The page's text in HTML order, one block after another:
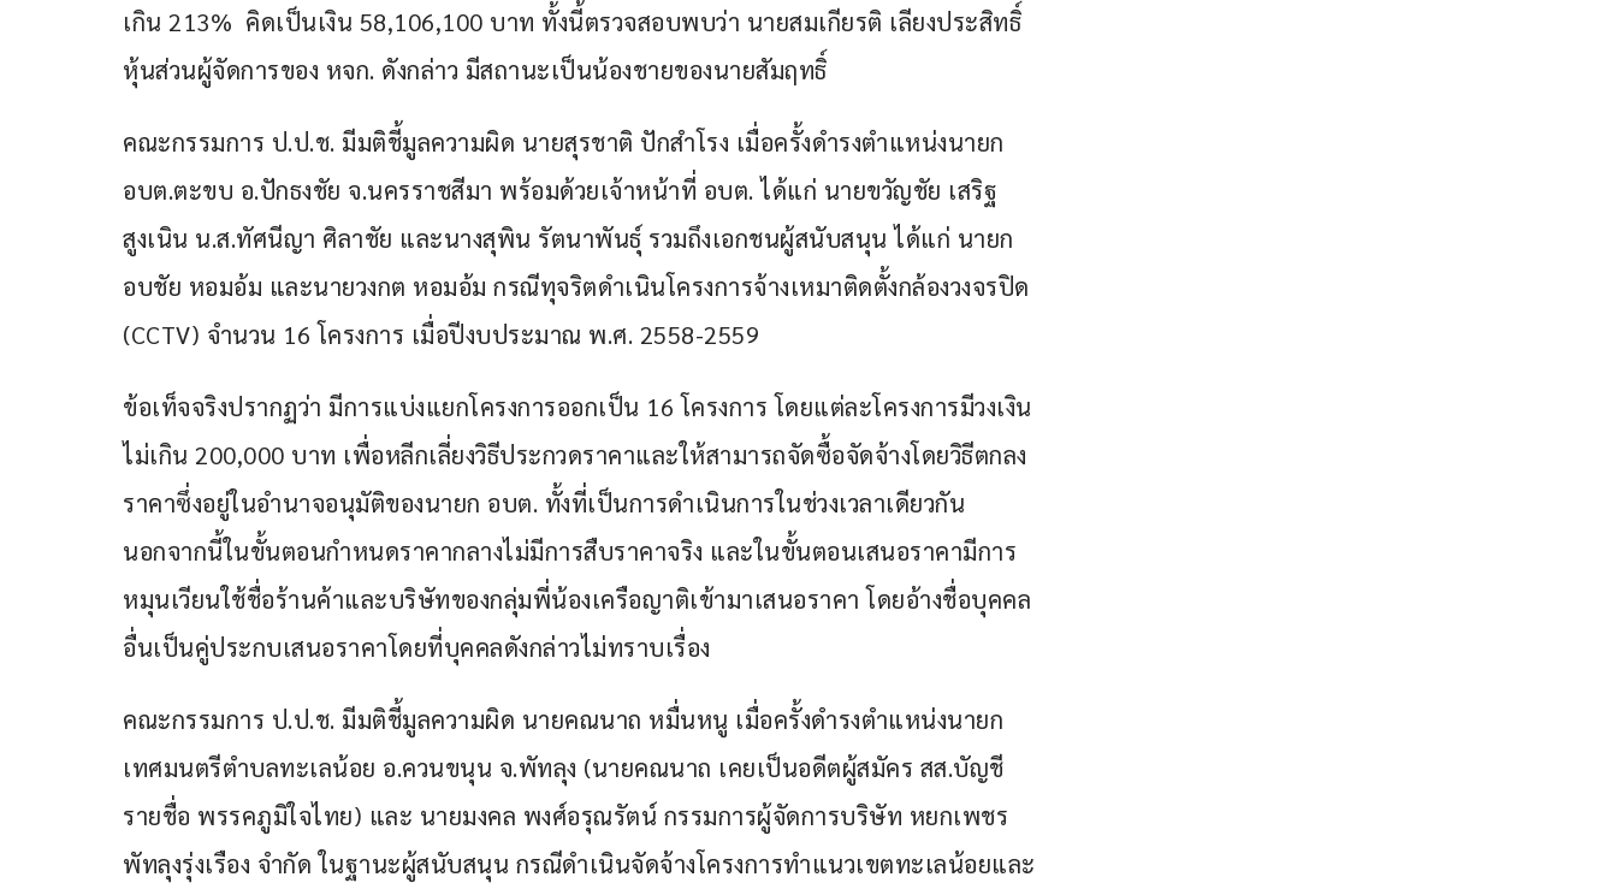
เกิน 213%  คิดเป็นเงิน 58,106,100 บาท ทั้งนี้ตรวจสอบพบว่า นายสมเกียรติ เลียงประสิทธิ์
หุ้นส่วนผู้จัดการของ หจก. ดังกล่าว มีสถานะเป็นน้องชายของนายสัมฤทธิ์
คณะกรรมการ ป.ป.ช. มีมติชี้มูลความผิด นายสุรชาติ ปักสำโรง เมื่อครั้งดำรงตำแหน่งนายก
อบต.ตะขบ อ.ปักธงชัย จ.นครราชสีมา พร้อมด้วยเจ้าหน้าที่ อบต. ได้แก่ นายขวัญชัย เสริฐ
สูงเนิน น.ส.ทัศนีญา ศิลาชัย และนางสุพิน รัตนาพันธุ์ รวมถึงเอกชนผู้สนับสนุน ได้แก่ นายก
อบชัย หอมอ้ม และนายวงกต หอมอ้ม กรณีทุจริตดำเนินโครงการจ้างเหมาติดตั้งกล้องวงจรปิด
(CCTV) จำนวน 16 โครงการ เมื่อปีงบประมาณ พ.ศ. 2558-2559
ข้อเท็จจริงปรากฏว่า มีการแบ่งแยกโครงการออกเป็น 16 โครงการ โดยแต่ละโครงการมีวงเงิน
ไม่เกิน 200,000 บาท เพื่อหลีกเลี่ยงวิธีประกวดราคาและให้สามารถจัดซื้อจัดจ้างโดยวิธีตกลง
ราคาซึ่งอยู่ในอำนาจอนุมัติของนายก อบต. ทั้งที่เป็นการดำเนินการในช่วงเวลาเดียวกัน
นอกจากนี้ในขั้นตอนกำหนดราคากลางไม่มีการสืบราคาจริง และในขั้นตอนเสนอราคามีการ
หมุนเวียนใช้ชื่อร้านค้าและบริษัทของกลุ่มพี่น้องเครือญาติเข้ามาเสนอราคา โดยอ้างชื่อบุคคล
อื่นเป็นคู่ประกบเสนอราคาโดยที่บุคคลดังกล่าวไม่ทราบเรื่อง
คณะกรรมการ ป.ป.ช. มีมติชี้มูลความผิด นายคณนาถ หมื่นหนู เมื่อครั้งดำรงตำแหน่งนายก
เทศมนตรีตำบลทะเลน้อย อ.ควนขนุน จ.พัทลุง (นายคณนาถ เคยเป็นอดีตผู้สมัคร สส.บัญชี
รายชื่อ พรรคภูมิใจไทย) และ นายมงคล พงศ์อรุณรัตน์ กรรมการผู้จัดการบริษัท หยกเพชร
พัทลุงรุ่งเรือง จำกัด ในฐานะผู้สนับสนุน กรณีดำเนินจัดจ้างโครงการทำแนวเขตทะเลน้อยและ